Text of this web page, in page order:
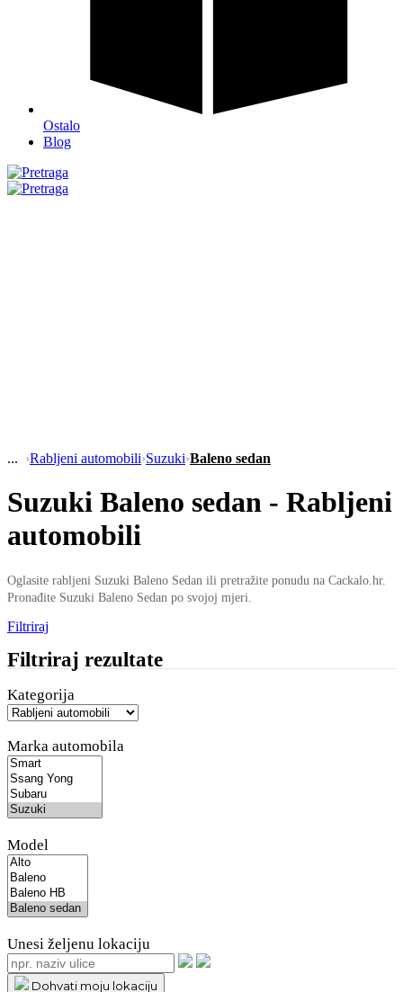
Ostalo
Blog
›Rabljeni automobili›Suzuki›Baleno sedan
Suzuki Baleno sedan - Rabljeni
automobili
Oglasite rabljeni Suzuki Baleno Sedan ili pretražite ponudu na Cackalo.hr.
Pronađite Suzuki Baleno Sedan po svojoj mjeri.
Filtriraj
Filtriraj rezultate
Kategorija
Marka automobila
Model
Unesi željenu lokaciju
Dohvati moju lokaciju